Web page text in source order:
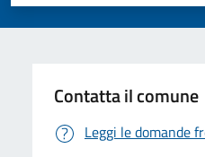
Contatta il comune
Leggi le domande